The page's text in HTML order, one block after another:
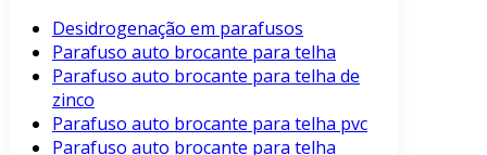
Desidrogenação em parafusos
Parafuso auto brocante para telha
Parafuso auto brocante para telha de
zinco
Parafuso auto brocante para telha pvc
Parafuso auto brocante para telha